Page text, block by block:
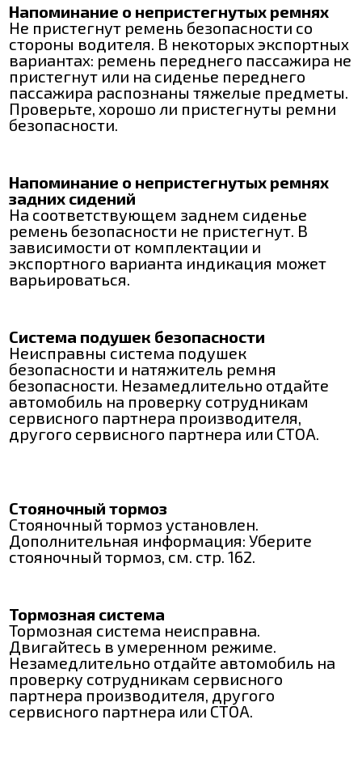
Напоминание о непристегнутых ремнях
Не пристегнут ремень безопасности со
стороны водителя. В некоторых экспортных
вариантах: ремень переднего пассажира не
пристегнут или на сиденье переднего
пассажира распознаны тяжелые предметы.
Проверьте, хорошо ли пристегнуты ремни
безопасности.
Напоминание о непристегнутых ремнях
задних сидений
На соответствующем заднем сиденье
ремень безопасности не пристегнут. В
зависимости от комплектации и
экспортного варианта индикация может
варьироваться.
Система подушек безопасности
Неисправны система подушек
безопасности и натяжитель ремня
безопасности. Незамедлительно отдайте
автомобиль на проверку сотрудникам
сервисного партнера производителя,
другого сервисного партнера или СТОА.
Стояночный тормоз
Стояночный тормоз установлен.
Дополнительная информация: Уберите
стояночный тормоз, см. стр. 162.
Тормозная система
Тормозная система неисправна.
Двигайтесь в умеренном режиме.
Незамедлительно отдайте автомобиль на
проверку сотрудникам сервисного
партнера производителя, другого
сервисного партнера или СТОА.